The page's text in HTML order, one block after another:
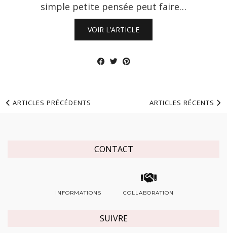
simple petite pensée peut faire…
VOIR L’ARTICLE
ARTICLES PRÉCÉDENTS ARTICLES RÉCENTS
CONTACT
INFORMATIONS COLLABORATION
SUIVRE